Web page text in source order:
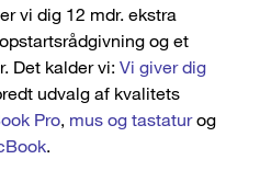
vi dig 12 mdr. ekstra
og et
Det kalder vi: Vi giver dig
udvalg af kvalitets
Pro, mus og tastaturog
.